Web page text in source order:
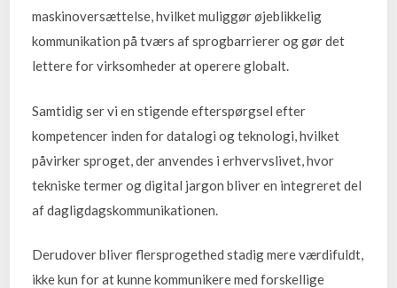
maskinoversættelse, hvilket muliggør øjeblikkelig
kommunikation på tværs af sprogbarrierer og gør det
lettere for virksomheder at operere globalt.
Samtidig ser vi en stigende efterspørgsel efter
kompetencer inden for datalogi og teknologi, hvilket
påvirker sproget, der anvendes i erhvervslivet, hvor
tekniske termer og digital jargon bliver en integreret del
af dagligdagskommunikationen.
Derudover bliver flersprogethed stadig mere værdifuldt,
ikke kun for at kunne kommunikere med forskellige